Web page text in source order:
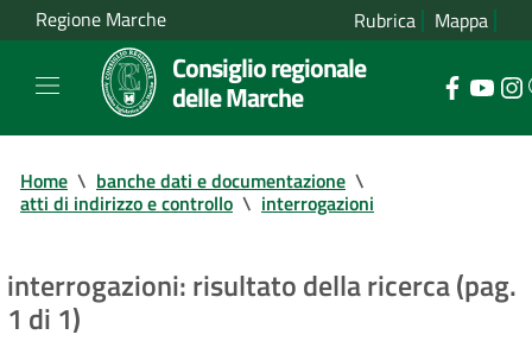
Regione Marche Rubrica Mappa
Consiglio regionale
delle Marche
Home \ banche dati e documentazione \
atti di indirizzo e controllo \ interrogazioni
interrogazioni: risultato della ricerca (pag.
1 di 1)